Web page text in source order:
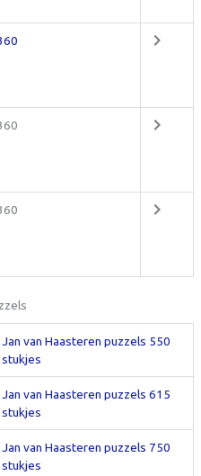
Jan van Haasteren puzzels 550
stukjes
Jan van Haasteren puzzels 615
stukjes
Jan van Haasteren puzzels 750
stukjes